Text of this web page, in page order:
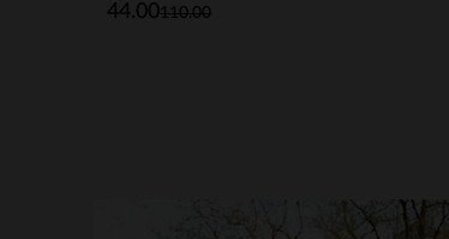
110.00
44.00